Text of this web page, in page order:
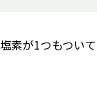
塩素が1つもついて